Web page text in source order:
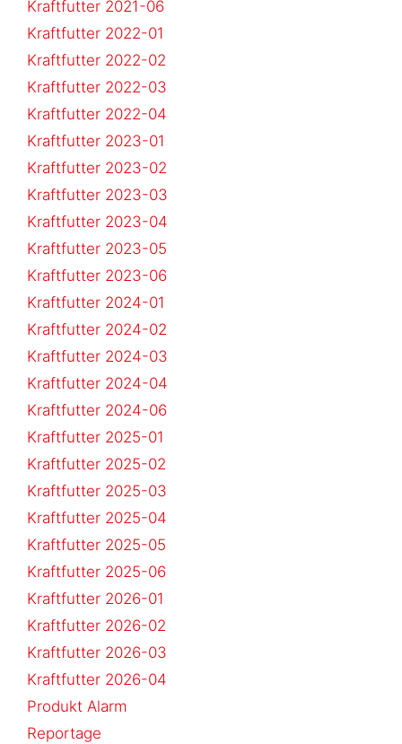
Kraftfutter 2021-06
Kraftfutter 2022-01
Kraftfutter 2022-02
Kraftfutter 2022-03
Kraftfutter 2022-04
Kraftfutter 2023-01
Kraftfutter 2023-02
Kraftfutter 2023-03
Kraftfutter 2023-04
Kraftfutter 2023-05
Kraftfutter 2023-06
Kraftfutter 2024-01
Kraftfutter 2024-02
Kraftfutter 2024-03
Kraftfutter 2024-04
Kraftfutter 2024-06
Kraftfutter 2025-01
Kraftfutter 2025-02
Kraftfutter 2025-03
Kraftfutter 2025-04
Kraftfutter 2025-05
Kraftfutter 2025-06
Kraftfutter 2026-01
Kraftfutter 2026-02
Kraftfutter 2026-03
Kraftfutter 2026-04
Produkt Alarm
Reportage